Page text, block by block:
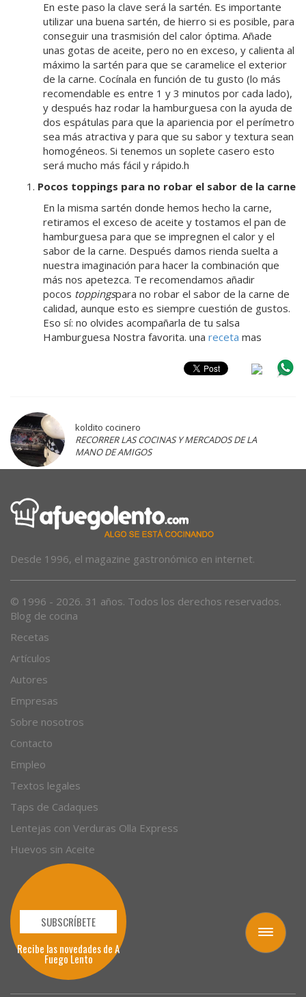
Toggle
navigation
En este paso la clave será la sartén. Es importante
utilizar una buena sartén, de hierro si es posible, para
conseguir una trasmisión del calor óptima. Añade
unas gotas de aceite, pero no en exceso, y calienta al
máximo la sartén para que se caramelice el exterior
de la carne. Cocínala en función de tu gusto (lo más
recomendable es entre 1 y 3 minutos por cada lado),
y después haz rodar la hamburguesa con la ayuda de
dos espátulas para que la apariencia por el perímetro
sea más atractiva y para que su sabor y textura sean
homogéneos. Si tenemos un soplete casero esto
será mucho más fácil y rápido.h
Pocos toppings para no robar el sabor de la carne
En la misma sartén donde hemos hecho la carne,
retiramos el exceso de aceite y tostamos el pan de
hamburguesa para que se impregnen el calor y el
sabor de la carne. Después damos rienda suelta a
nuestra imaginación para hacer la combinación que
más nos apetezca. Te recomendamos añadir
pocos toppingspara no robar el sabor de la carne de
calidad, aunque esto es siempre cuestión de gustos.
Eso sí: no olvides acompañarla de tu salsa
Hamburguesa Nostra favorita. una receta mas
koldito cocinero
RECORRER LAS COCINAS Y MERCADOS DE LA
MANO DE AMIGOS
Desde 1996, el magazine gastronómico en internet.
© 1996 - 2026. 31 años. Todos los derechos reservados.
Blog de cocina
Recetas
Artículos
Autores
Empresas
Sobre nosotros
Contacto
Empleo
Textos legales
Taps de Cadaques
Lentejas con Verduras Olla Express
Huevos sin Aceite
SUBSCRÍBETE
Recibe las novedades de A
Fuego Lento